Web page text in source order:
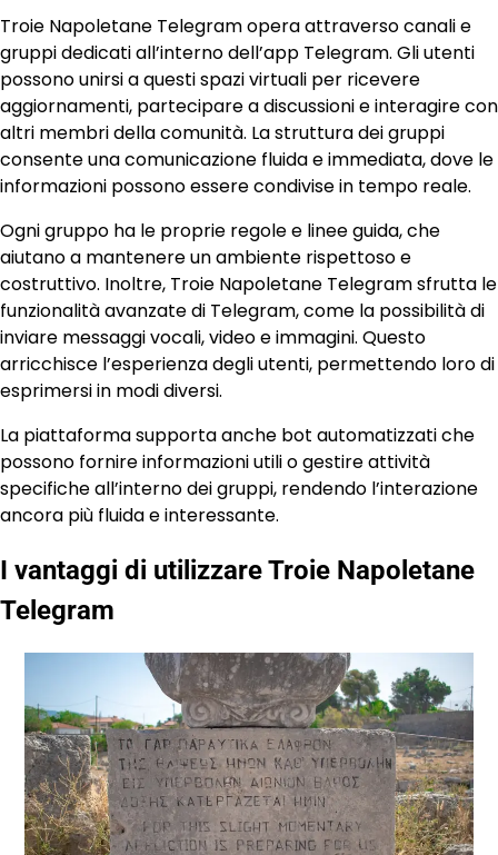
Troie Napoletane Telegram opera attraverso canali e
gruppi dedicati all’interno dell’app Telegram. Gli utenti
possono unirsi a questi spazi virtuali per ricevere
aggiornamenti, partecipare a discussioni e interagire con
altri membri della comunità. La struttura dei gruppi
consente una comunicazione fluida e immediata, dove le
informazioni possono essere condivise in tempo reale.
Ogni gruppo ha le proprie regole e linee guida, che
aiutano a mantenere un ambiente rispettoso e
costruttivo. Inoltre, Troie Napoletane Telegram sfrutta le
funzionalità avanzate di Telegram, come la possibilità di
inviare messaggi vocali, video e immagini. Questo
arricchisce l’esperienza degli utenti, permettendo loro di
esprimersi in modi diversi.
La piattaforma supporta anche bot automatizzati che
possono fornire informazioni utili o gestire attività
specifiche all’interno dei gruppi, rendendo l’interazione
ancora più fluida e interessante.
I vantaggi di utilizzare Troie Napoletane
Telegram